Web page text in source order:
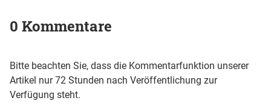
0 Kommentare
Bitte beachten Sie, dass die Kommentarfunktion unserer
Artikel nur 72 Stunden nach Veröffentlichung zur
Verfügung steht.